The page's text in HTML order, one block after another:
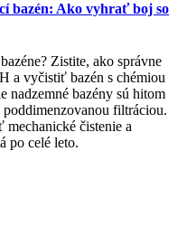
bazén: Ako vyhrať boj so
Zistite, ako správne
a vyčistiť bazén s chémiou
nadzemné bazény sú hitom
filtráciou.
čistenie a
po celé leto.